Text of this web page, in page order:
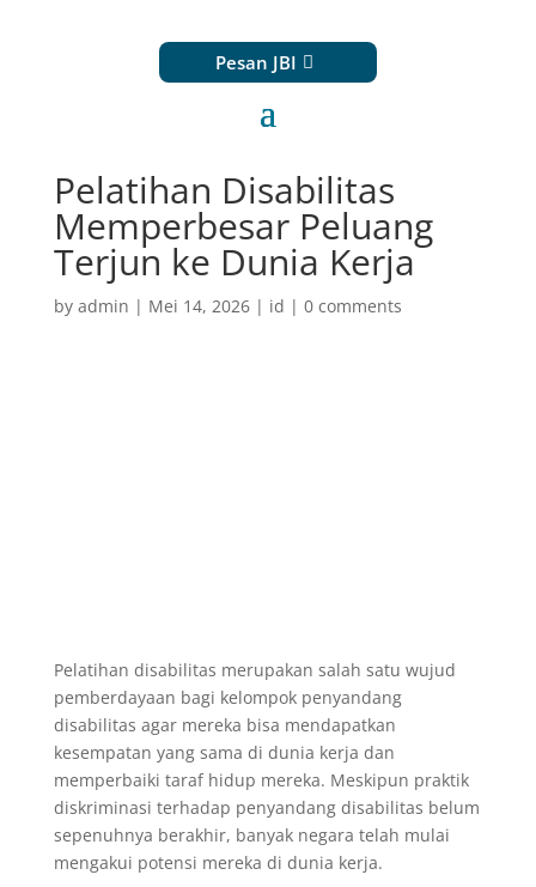
Pesan JBI
Pelatihan Disabilitas
Memperbesar Peluang
Terjun ke Dunia Kerja
by admin | Mei 14, 2026| id | 0 comments
Pelatihan disabilitas merupakan salah satu wujud
pemberdayaan bagi kelompok penyandang
disabilitas agar mereka bisa mendapatkan
kesempatan yang sama di dunia kerja dan
memperbaiki taraf hidup mereka. Meskipun praktik
diskriminasi terhadap penyandang disabilitas belum
sepenuhnya berakhir, banyak negara telah mulai
mengakui potensi mereka di dunia kerja.